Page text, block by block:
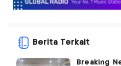
Berita Terkait
Breaking